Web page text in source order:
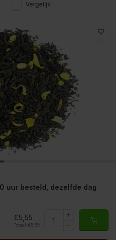
Vergelijk
uur besteld, dezelfde dag
€5,55
Totaal: €5,55